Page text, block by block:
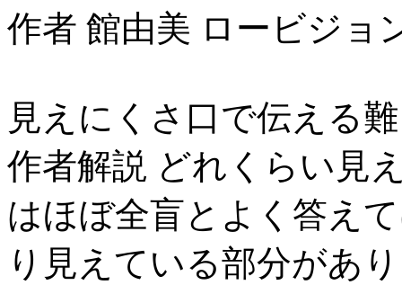
作者 館由美 ロービジョ
見えにくさ口で伝える
作者解説 どれくらい見
はほぼ全盲とよく答え
り見えている部分があ